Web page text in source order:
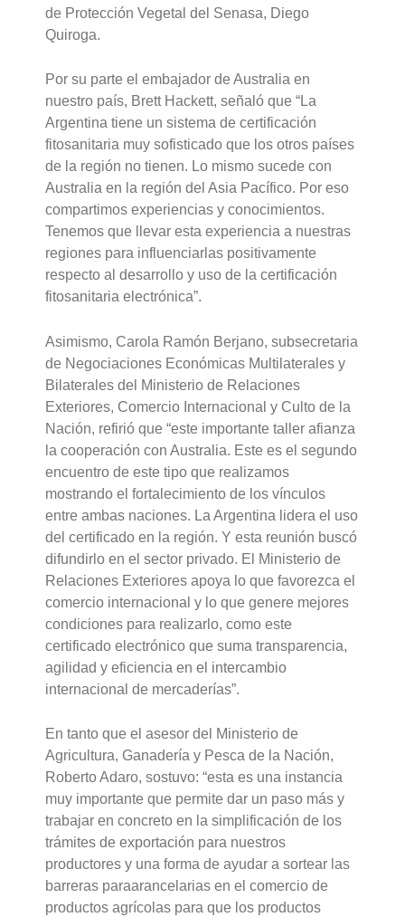
de Protección Vegetal del Senasa, Diego
Quiroga.
Por su parte el embajador de Australia en
nuestro país, Brett Hackett, señaló que “La
Argentina tiene un sistema de certificación
fitosanitaria muy sofisticado que los otros países
de la región no tienen. Lo mismo sucede con
Australia en la región del Asia Pacífico. Por eso
compartimos experiencias y conocimientos.
Tenemos que llevar esta experiencia a nuestras
regiones para influenciarlas positivamente
respecto al desarrollo y uso de la certificación
fitosanitaria electrónica”.
Asimismo, Carola Ramón Berjano, subsecretaria
de Negociaciones Económicas Multilaterales y
Bilaterales del Ministerio de Relaciones
Exteriores, Comercio Internacional y Culto de la
Nación, refirió que “este importante taller afianza
la cooperación con Australia. Este es el segundo
encuentro de este tipo que realizamos
mostrando el fortalecimiento de los vínculos
entre ambas naciones. La Argentina lidera el uso
del certificado en la región. Y esta reunión buscó
difundirlo en el sector privado. El Ministerio de
Relaciones Exteriores apoya lo que favorezca el
comercio internacional y lo que genere mejores
condiciones para realizarlo, como este
certificado electrónico que suma transparencia,
agilidad y eficiencia en el intercambio
internacional de mercaderías”.
En tanto que el asesor del Ministerio de
Agricultura, Ganadería y Pesca de la Nación,
Roberto Adaro, sostuvo: “esta es una instancia
muy importante que permite dar un paso más y
trabajar en concreto en la simplificación de los
trámites de exportación para nuestros
productores y una forma de ayudar a sortear las
barreras paraarancelarias en el comercio de
productos agrícolas para que los productos